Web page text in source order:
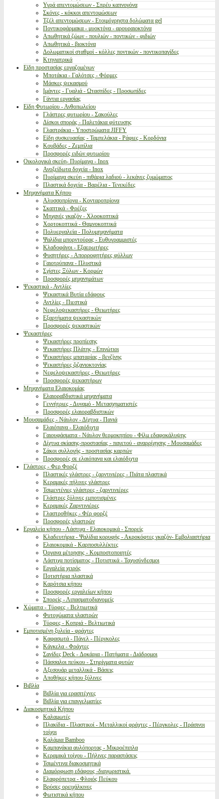
Υγρά απεντομώσεων - Σπρέυ καπνογόνα
Σκόνες - κόκκοι απεντομώσεων
Τζέλ απεντομώσεων - Ετοιμόχρηστα δολώματα gel
Ποντικοφάρμακα - μυοκτόνα - αρουραιοκτόνα
Απωθητικά ζώων - πουλιών - ποντικών - φιδιών
Απωθητικά - βιοκτόνα
Δολωματικοί σταθμοί - κόλλες ποντικών - ποντικοπαγίδες
Κτηνιατρικά
Είδη προστασίας εργαζομένων
Μποτάκια - Γαλότσες - Φόρμες
Μάσκες ψεκασμού
Ιμάντες - Γυαλιά - Ωτασπίδες - Προσωπίδες
Γάντια εργασίας
Είδη Φυτωρίου - Ανθοπωλείου
Γλάστρες φυτωρίου - Σακούλες
Δίσκοι σποράς - Παλετάκια φύτευσης
Γλαστράκια - Υποστρώματα JIFFY
Είδη συσκευασίας - Ταμπελάκια - Ράφιες - Κορδόνια
Κουβάδες - Ζεμπίλια
Προσφορές ειδών φυτωρίου
Οικολογικά σκεύη- Πυρίμαχα - Inox
Ανοξείδωτα δοχεία - Inox
Πυρίμαχα σκεύη - πιθάρια λαδιού - λεκάνες ζυμώματος
Πλαστικά δοχεία - Βαρέλια - Τενεκέδες
Μηχανήματα Κήπου
Αλυσσοπρίονα - Κονταροπρίονα
Σκαπτικά - Φρέζες
Μηχανές γκαζόν - Χλοοκοπτικά
Χορτοκοπτικά - Θαμνοκοπτικά
Πολυεργαλεία - Πολυμηχανήματα
Ψαλίδια μπορντούρας - Ευθυγραμμιστές
Κλαδοφάγοι - Εξαερωτήρες
Φυσητήρες - Απορροφητήρες φύλλων
Γαιοτρύπανα - Πλυστικά
Σχίστες Ξύλων - Κορμών
Προσφορές μηχανημάτων
Ψεκαστικά - Αντλίες
Ψεκαστικά Βυτία εδάφους
Αντλίες - Πιεστικά
Νεφελοψεκαστήρες - Θειωτήρες
Εξαρτήματα ψεκαστικών
Προσφορές ψεκαστικών
Ψεκαστήρες
Ψεκαστήρες προπίεσης
Ψεκαστήρες Πλάτης - Επινώτιοι
Ψεκαστήρες μπαταρίας - βενζίνης
Ψεκαστήρες ζιζανιοκτονίας
Νεφελοψεκαστήρες - Θειωτήρες
Προσφορές ψεκαστήρων
Μηχανήματα Ελαιοκομίας
Ελαιοραβδιστικά μηχανήματα
Γεννήτριες - Δυναμό - Μετασχηματιστές
Προσφορές ελαιοραβδιστικών
Μουσαμάδες - Νάυλον - Δίχτυα - Πανιά
Ελαιόπανα - Ελαιόδιχτα
Γαιουφάσματα - Νάυλον θερμοκηπίου - Φίλμ εδαφοκάλυψης
Δίχτυα σκίασης-προστασίας - παγετού - αναρρίχησης - Μουσαμάδες
Σάκοι συλλογής - προστασίας καρπών
Προσφορές σε ελαιόπανα και ελαιόδιχτα
Γλάστρες - Φερ Φορζέ
Πλαστικές γλάστρες - ζαρντινιέρες - Πιάτα πλαστικά
Κεραμικές πήλινες γλάστρες
Τσιμεντένιες γλάστρες - ζαρντινιέρες
Γλάστρες ξύλινες εμποτισμένες
Κεραμικές Ζαρντινιέρες
Γλαστροθήκες - Φέρ φορζέ
Προσφορές γλαστρών
Εργαλεία κήπου - Λάστιχα - Ελαιοκομικά - Σπορείς
Κλαδευτήρια - Ψαλίδια κορυφής - Ακροκόφτες γκαζόν- Εμβολιαστήρια
Ελαιοκομικά - Καρποσυλλέκτες
Όργανα μέτρησης - Κομποστοποιητές
Λάστιχα ποτίσματος - Ποτιστικά - Ταχυσύνδεσμοι
Εργαλεία χειρός
Ποτιστήρια πλαστικά
Καρότσια κήπου
Προσφορές εργαλείων κήπου
Σπορείς - Λιπασματοδιανομείς
Χώματα - Τύρφες - Βελτιωτικά
Φυτοχώματα γλαστρών
Τύρφες - Κοπριά - Βελτιωτικά
Εμποτισμένη ξυλεία - φράχτες
Καφασωτά - Πάνελ - Πέργκολες
Κάγκελα - Φράχτες
Σανίδες Deck - Δοκάρια - Πατήματα - Διάδρομοι
Πάσσαλοι πεύκου - Στηρίγματα φυτών
Αξεσουάρ μεταλλικά - Βάσεις
Αποθήκες κήπου ξύλινες
Βιβλία
Βιβλία για ερασιτέχνες
Βιβλία για επαγγελματίες
Διακοσμητικά Κήπου
Καλαμωτές
Πλακίδια - Πλαστικοί - Μεταλλικοί φράχτες - Πέργκολες - Πράσινοι
τοίχοι
Καλάμια Bamboo
Καμπανάκια αυλόπορτας - Μικροέπιπλα
Κεραμικά τοίχου - Πήλινες παραστάσεις
Τσιμέντινα διακοσμητικά
Διαμόρφωση εδάφους -διαχωριστικά.
Ελαφρόπετρα - Φλοιός Πεύκου
Βρύσες ορειχάλκινες
Φωτιστικά κήπου